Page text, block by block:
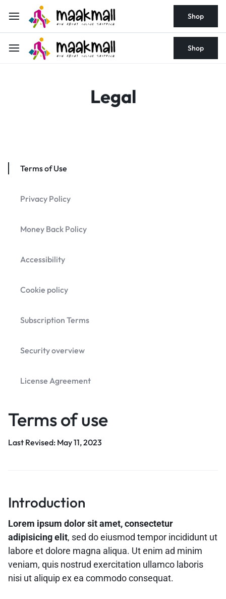
Shop
Shop
Legal
Terms of Use
Privacy Policy
Money Back Policy
Accessibility
Cookie policy
Subscription Terms
Security overview
License Agreement
Terms of use
Last Revised: May 11, 2023
Introduction
Lorem ipsum dolor sit amet, consectetur
adipisicing elit, sed do eiusmod tempor incididunt ut
labore et dolore magna aliqua. Ut enim ad minim
veniam, quis nostrud exercitation ullamco laboris
nisi ut aliquip ex ea commodo consequat.